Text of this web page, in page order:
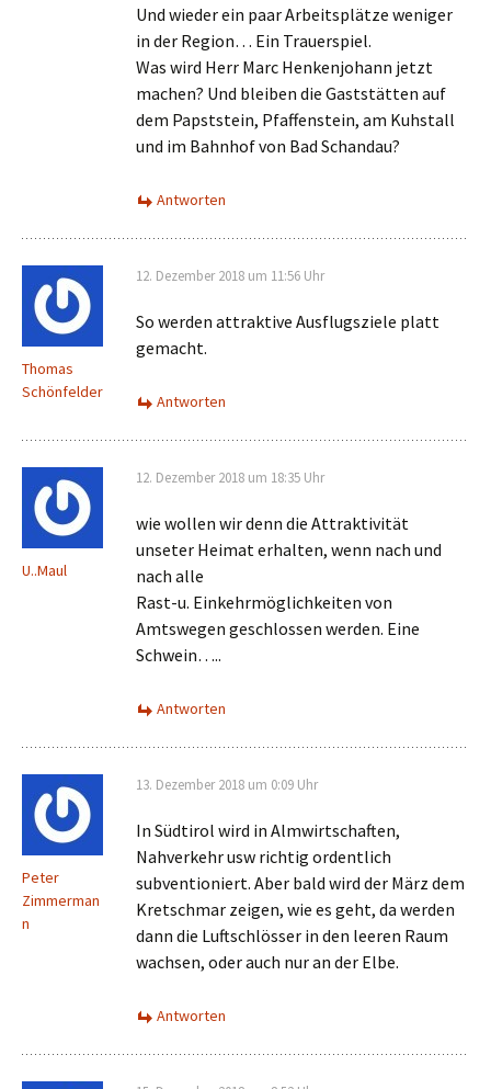
Und wieder ein paar Arbeitsplätze weniger
in der Region… Ein Trauerspiel.
Was wird Herr Marc Henkenjohann jetzt
machen? Und bleiben die Gaststätten auf
dem Papststein, Pfaffenstein, am Kuhstall
und im Bahnhof von Bad Schandau?
Antworten
Thomas
Schönfelder
12. Dezember 2018 um 11:56 Uhr
So werden attraktive Ausflugsziele platt
gemacht.
Antworten
U..Maul
12. Dezember 2018 um 18:35 Uhr
wie wollen wir denn die Attraktivität
unseter Heimat erhalten, wenn nach und
nach alle
Rast-u. Einkehrmöglichkeiten von
Amtswegen geschlossen werden. Eine
Schwein…..
Antworten
Peter
Zimmerman
n
13. Dezember 2018 um 0:09 Uhr
In Südtirol wird in Almwirtschaften,
Nahverkehr usw richtig ordentlich
subventioniert. Aber bald wird der März dem
Kretschmar zeigen, wie es geht, da werden
dann die Luftschlösser in den leeren Raum
wachsen, oder auch nur an der Elbe.
Antworten